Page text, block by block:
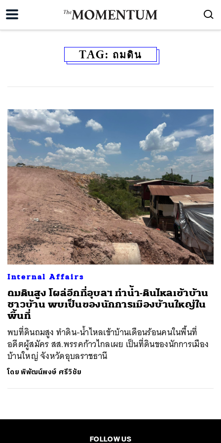
TAG: ถมดิน
Internal Affairs
ถมดินสูง โผล่อีกที่อุบลฯ ทำน้ำ-ดินไหลเข้าบ้าน
ชาวบ้าน พบเป็นของนักการเมืองบ้านใหญ่ใน
พื้นที่
พบที่ดินถมสูง ทำดิน-น้ำไหลเข้าบ้านเดือนร้อนคนในพื้นที่
อดีตผู้สมัคร สส.พรรคก้าวไกลเผย เป็นที่ดินของนักการเมือง
บ้านใหญ่ จังหวัดอุบลราชธานี
โดยพิพัฒน์พงษ์ ศรีวิชัย
FOLLOW US
ค้นหา
SHARE TWEET LINE EMAIL